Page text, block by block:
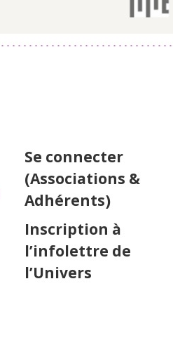
Se connecter
(Associations &
Adhérents)
Inscription à
l’infolettre de
l’Univers